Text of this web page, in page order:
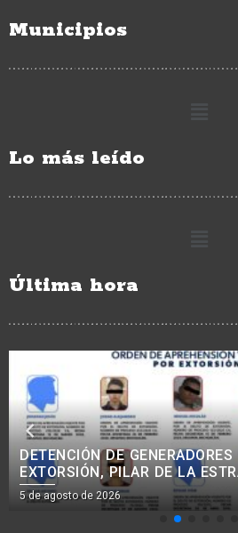
Municipios
Lo más leído
Última hora
TORRES PIÑA CIERRA FILAS
SHEINBAUM: EN LA 4T NO HAY
INTOCABLES NI IMPUNIDAD.
5 de agosto de 2026